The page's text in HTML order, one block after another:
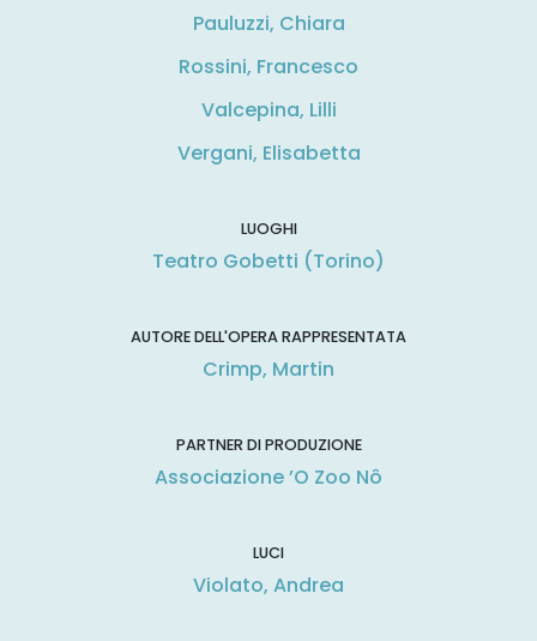
Pauluzzi, Chiara
Rossini, Francesco
Valcepina, Lilli
Vergani, Elisabetta
LUOGHI
Teatro Gobetti (Torino)
AUTORE DELL'OPERA RAPPRESENTATA
Crimp, Martin
PARTNER DI PRODUZIONE
Associazione ’O Zoo Nô
LUCI
Violato, Andrea